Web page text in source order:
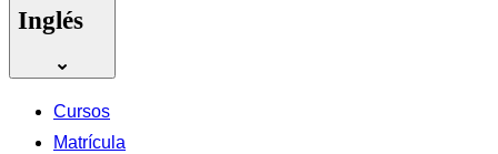
Inglés
Cursos
Matrícula